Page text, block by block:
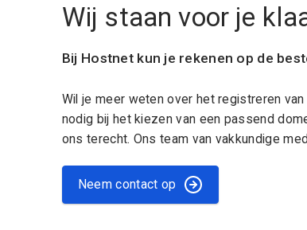
Wij staan voor je
Bij Hostnet kun je rekenen op de
Wil je meer weten over het registreren
nodig bij het kiezen van een passend
ons terecht. Ons team van vakkundige
Neem contact op